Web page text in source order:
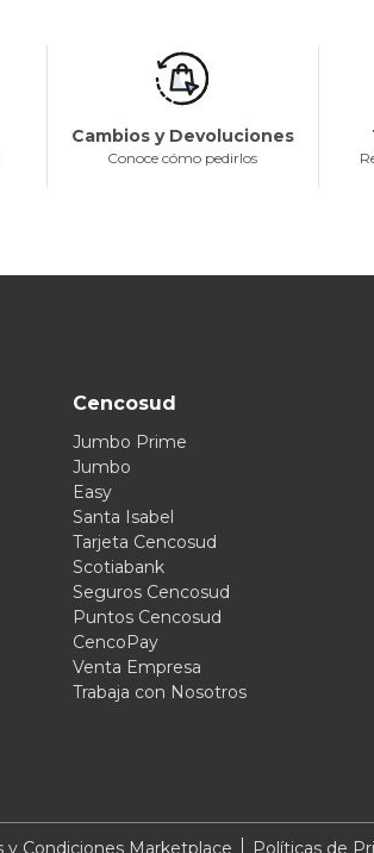
Cambios y Devoluciones
Conoce cómo pedirlos
Cencosud
Jumbo Prime
Jumbo
Easy
Santa Isabel
Tarjeta Cencosud
Scotiabank
Seguros Cencosud
Puntos Cencosud
CencoPay
Venta Empresa
Trabaja con Nosotros
y Condiciones Marketplace Políticas de